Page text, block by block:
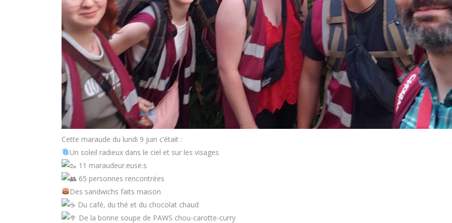
Cette maraude du lundi 9 juin c’était :
Un soleil radieux dans le ciel et sur les visages
11 maraudeur.euse.s
65 personnes rencontrées
Des sandwichs faits maison
Du café, du thé et du chocolat chaud
De la bonne soupe de PAWS chou-carotte-curry